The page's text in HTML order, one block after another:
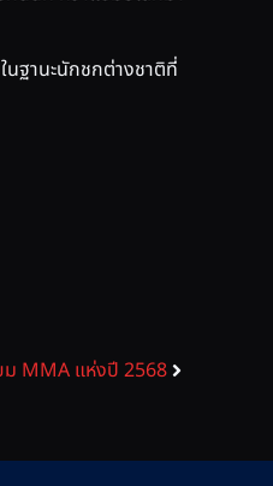
นฐานะนักชกต่างชาติที่
ม MMA แห่งปี 2568